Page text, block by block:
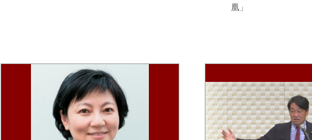
凰」